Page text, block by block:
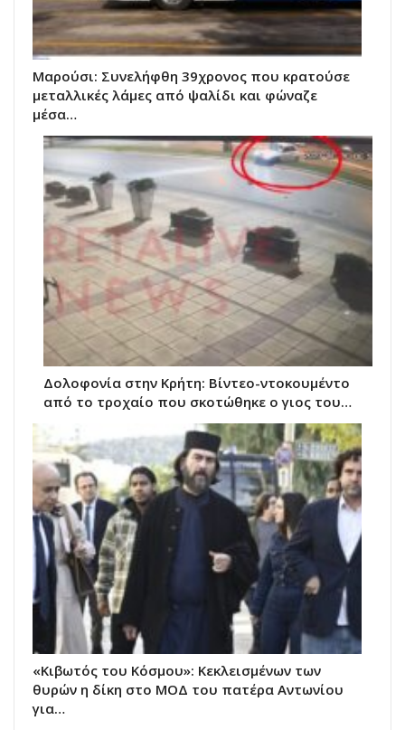
Μαρούσι: Συνελήφθη 39χρονος που κρατούσε
μεταλλικές λάμες από ψαλίδι και φώναζε
μέσα…
Δολοφονία στην Κρήτη: Βίντεο-ντοκουμέντο
από το τροχαίο που σκοτώθηκε ο γιος του…
«Κιβωτός του Κόσμου»: Κεκλεισμένων των
θυρών η δίκη στο ΜΟΔ του πατέρα Αντωνίου
για…